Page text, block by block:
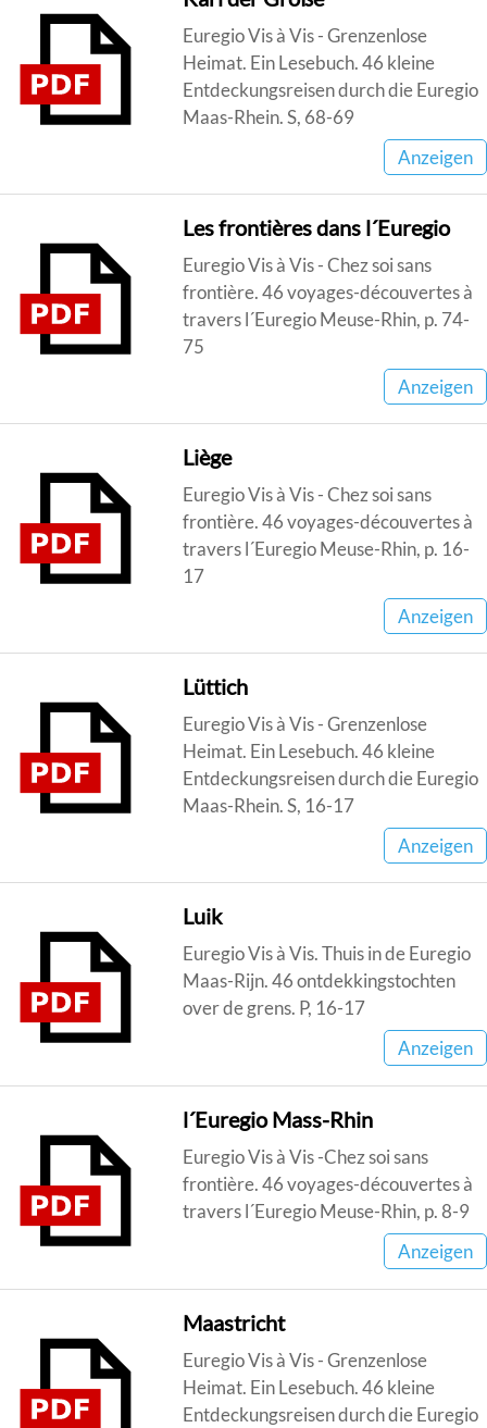
Euregio Vis à Vis - Grenzenlose
Heimat. Ein Lesebuch. 46 kleine
Entdeckungsreisen durch die Euregio
Maas-Rhein. S, 68-69
Anzeigen
Les frontières dans l´Euregio
Euregio Vis à Vis - Chez soi sans
frontière. 46 voyages-découvertes à
travers l´Euregio Meuse-Rhin, p. 74-
75
Anzeigen
Liège
Euregio Vis à Vis - Chez soi sans
frontière. 46 voyages-découvertes à
travers l´Euregio Meuse-Rhin, p. 16-
17
Anzeigen
Lüttich
Euregio Vis à Vis - Grenzenlose
Heimat. Ein Lesebuch. 46 kleine
Entdeckungsreisen durch die Euregio
Maas-Rhein. S, 16-17
Anzeigen
Luik
Euregio Vis à Vis. Thuis in de Euregio
Maas-Rijn. 46 ontdekkingstochten
over de grens. P, 16-17
Anzeigen
l´Euregio Mass-Rhin
Euregio Vis à Vis -Chez soi sans
frontière. 46 voyages-découvertes à
travers l´Euregio Meuse-Rhin, p. 8-9
Anzeigen
Maastricht
Euregio Vis à Vis - Grenzenlose
Heimat. Ein Lesebuch. 46 kleine
Entdeckungsreisen durch die Euregio